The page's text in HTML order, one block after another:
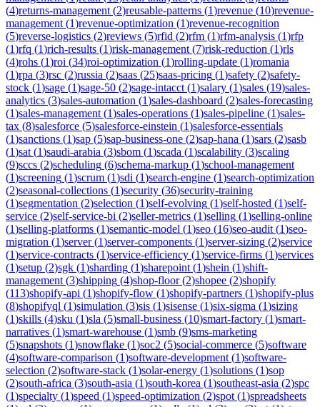
(4)returns-management (2)reusable-patterns (1)revenue (10)revenue-
management (1)revenue-optimization (1)revenue-recognition
(5)reverse-logistics (2)reviews (5)rfid (2)rfm (1)rfm-analysis (1)rfp
(1)rfq (1)rich-results (1)risk-management (7)risk-reduction (1)rls
(4)rohs (1)roi (34)roi-optimization (1)rolling-update (1)romania
(1)rpa (3)rsc (2)russia (2)saas (25)saas-pricing (1)safety (2)safety-
stock (1)sage (1)sage-50 (2)sage-intacct (1)salary (1)sales (19)sales-
analytics (3)sales-automation (1)sales-dashboard (2)sales-forecasting
(1)sales-management (1)sales-operations (1)sales-pipeline (1)sales-
tax (8)salesforce (5)salesforce-einstein (1)salesforce-essentials
(1)sanctions (1)sap (5)sap-business-one (2)sap-hana (1)sars (2)sasb
(1)sat (1)saudi-arabia (3)sbom (1)scada (1)scalability (3)scaling
(9)sccs (2)scheduling (6)schema-markup (1)school-management
(1)screening (1)scrum (1)sdi (1)search-engine (1)search-optimization
(2)seasonal-collections (1)security (36)security-training
(1)segmentation (2)selection (1)self-evolving (1)self-hosted (1)self-
service (2)self-service-bi (2)seller-metrics (1)selling (1)selling-online
(1)selling-platforms (1)semantic-model (1)seo (16)seo-audit (1)seo-
migration (1)server(1)server-components (1)server-sizing (2)service
(1)service-contracts (1)service-efficiency (1)service-firms (1)services
(1)setup (2)sgk (1)sharding (1)sharepoint (1)shein (1)shift-
management (3)shipping (4)shop-floor(2)shopee (2)shopify
(113)shopify-api (1)shopify-flow (1)shopify-partners (1)shopify-plus
(8)shopifyql (1)simulation (3)sis (1)sisense (1)six-sigma (1)sizing
(1)skills (4)sku (1)sla (5)small-business (10)smart-factory (1)smart-
narratives (1)smart-warehouse (1)smb (9)sms-marketing
(5)snapshots (1)snowflake (1)soc2 (5)social-commerce (5)software
(4)software-comparison (1)software-development (1)software-
selection (2)software-stack (1)solar-energy (1)solutions (1)sop
(2)south-africa (3)south-asia (1)south-korea (1)southeast-asia (2)spc
(1)specialty (1)speed (1)speed-optimization (2)spot (1)spreadsheets